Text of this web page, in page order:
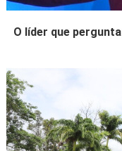
O líder que pergunta